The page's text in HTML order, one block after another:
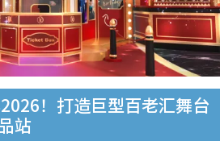
！打造巨型百老汇舞台
站